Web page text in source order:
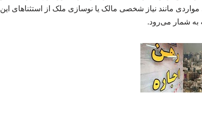
بیش از ۲۵ درصد را ندارند. مواردی مانند نیاز شخصی مالک یا نوسازی ملک از استثناهای این
به شمار می‌رود.